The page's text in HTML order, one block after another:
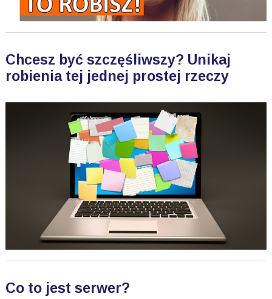
Chcesz być szczęśliwszy? Unikaj
robienia tej jednej prostej rzeczy
Co to jest serwer?